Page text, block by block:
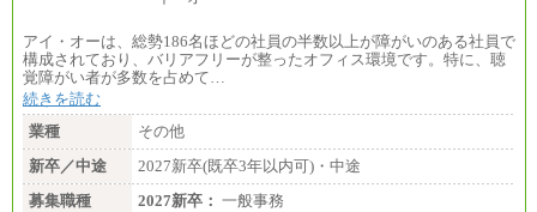
アイ・オーは、総勢186名ほどの社員の半数以上が障がいのある社員で
構成されており、バリアフリーが整ったオフィス環境です。特に、聴
覚障がい者が多数を占めて…
続きを読む
業種
その他
新卒／中途
2027新卒(既卒3年以内可)・中途
募集職種
2027新卒： 一般事務